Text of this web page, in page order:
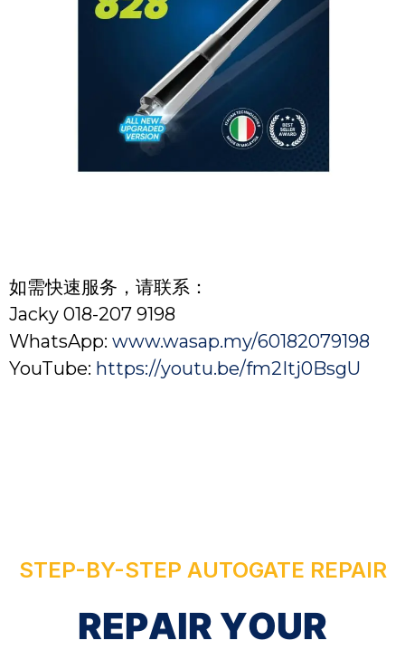
如需快速服务，请联系：
Jacky 018-207 9198
WhatsApp: www.wasap.my/60182079198
YouTube: https://youtu.be/fm2Itj0BsgU
STEP-BY-STEP AUTOGATE REPAIR
REPAIR YOUR